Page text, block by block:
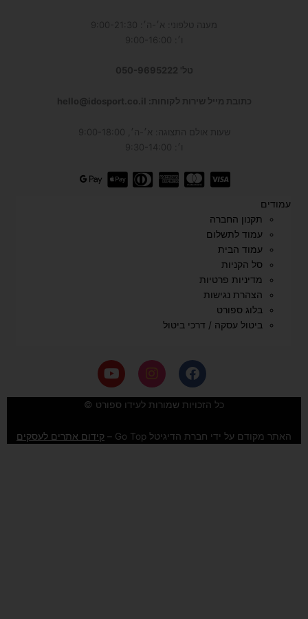
מענה טלפוני: א׳-ה׳: 9:00-21:30
ו׳: 9:00-16:00
טל' 050-9695222
כתובת מייל שירות לקוחות: hello@idosport.co.il
שעות אולם התצוגה: א׳-ה׳, 9:00-18:00
ו׳: 9:30-14:00
עמודים
תקנון החברה
עמוד לתשלום
עמוד הבית
סל הקניות
מדיניות פרטיות
הצהרת נגישות
בלוג ספורט
ביטול עסקה / דרכי ביטול
F
a
c
e
o
o
I
n
s
t
g
r
Y
o
u
t
b
e
כל הזכויות שמורות לעידו ספורט ©
האתר מקודם על ידי חברת הדיגיטל Go Top – קידום אתרים לעסקים